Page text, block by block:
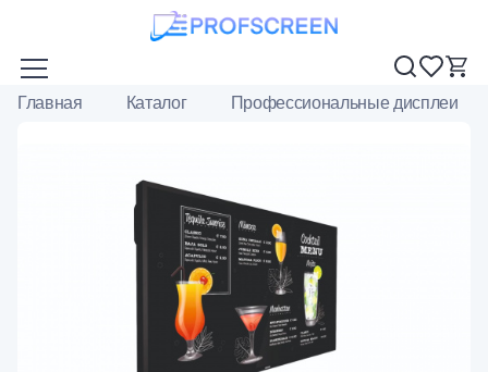
Главная Каталог Профессиональные дисплеи